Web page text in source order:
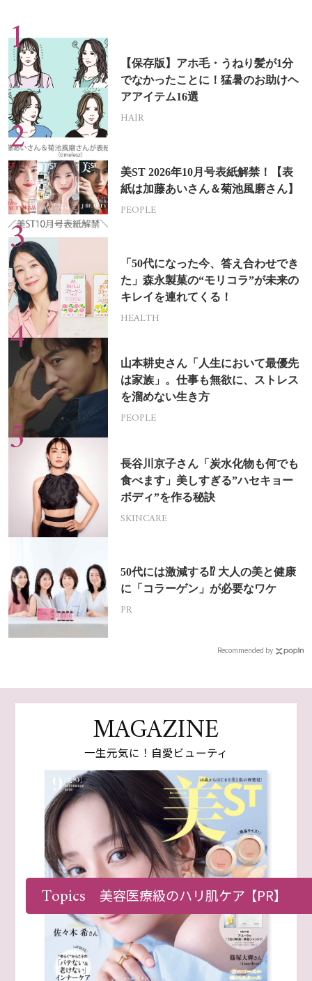
【保存版】アホ毛・うねり髪が1分
でなかったことに！猛暑のお助けヘ
アアイテム16選
HAIR
美ST 2026年10月号表紙解禁！【表
紙は加藤あいさん＆菊池風磨さん】
PEOPLE
「50代になった今、答え合わせでき
た」森永製菓の“モリコラ”が未来の
キレイを連れてくる！
HEALTH
山本耕史さん「人生において最優先
は家族」。仕事も無欲に、ストレス
を溜めない生き方
PEOPLE
長谷川京子さん「炭水化物も何でも
食べます」美しすぎる”ハセキョー
ボディ”を作る秘訣
SKINCARE
50代には激減する⁉ 大人の美と健康
に「コラーゲン」が必要なワケ
PR
Recommended by
MAGAZINE
一生元気に！自愛ビューティ
Topics 美容医療級のハリ肌ケア【PR】